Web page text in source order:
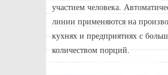
участием человека.
линии применяются на
кухнях и предприятиях с
количеством порций.